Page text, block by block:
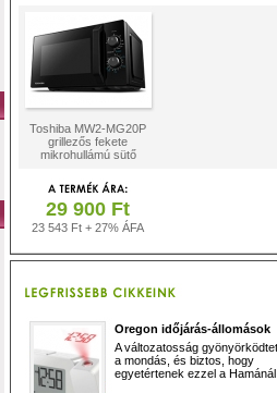
Toshiba MW2-MG20P
grillezős fekete
mikrohullámú sütő
29 900 Ft
23 543 Ft + 27% ÁFA
Oregon időjárás-állomások
A változatosság
a mondás, és biztos, hogy
egyetértenek ezzel a